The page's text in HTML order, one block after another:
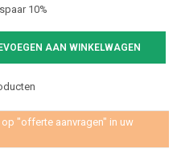
10%
AAN WINKELWAGEN
op "offerte aanvragen" in uw